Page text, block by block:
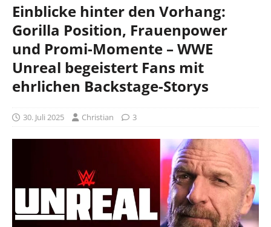
Einblicke hinter den Vorhang:
Gorilla Position, Frauenpower
und Promi-Momente – WWE
Unreal begeistert Fans mit
ehrlichen Backstage-Storys
30. Juli 2025 Christian 3